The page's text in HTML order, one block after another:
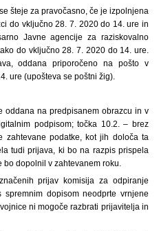
šteje za pravočasno, če je izpolnjena
do vključno 28. 7. 2020 do 14. ure in
Javne agencije za raziskovalno
do vključno 28. 7. 2020 do 14. ure.
oddana priporočeno na pošto v
ure (upošteva se poštni žig).
oddana na predpisanem obrazcu in v
podpisom; točka 10.2. – brez
zahtevane podatke, kot jih določa ta
tudi prijava, ki bo na razpis prispela
dopolnil v zahtevanem roku.
prijav komisija za odpiranje
dopisom neodprte vrnjene
ni mogoče razbrati prijavitelja in